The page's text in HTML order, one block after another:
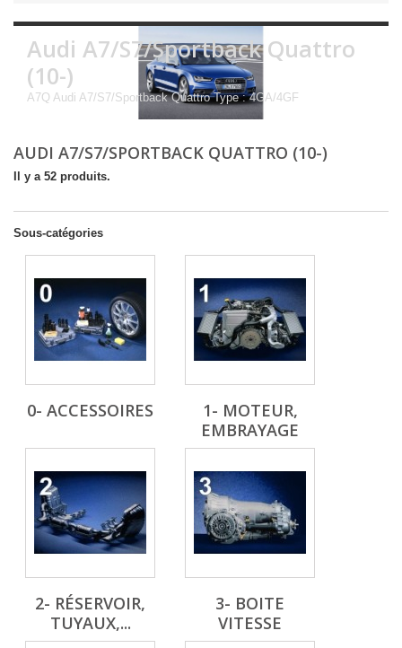
Audi A7/S7/Sportback Quattro
(10-)
A7Q Audi A7/S7/Sportback Quattro Type : 4GA/4GF
AUDI A7/S7/SPORTBACK QUATTRO (10-)
Il y a 52 produits.
Sous-catégories
0- ACCESSOIRES
1- MOTEUR,
EMBRAYAGE
2- RÉSERVOIR,
TUYAUX,...
3- BOITE
VITESSE